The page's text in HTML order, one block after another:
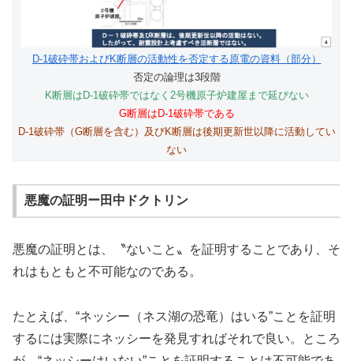
D-1破砕帯およびK断層の活動性を否定する原電の資料（部分）
否定の論理は3段階
K断層はD-1破砕帯ではなく2号機原子炉建屋まで延びない
G断層はD-1破砕帯である
D-1破砕帯（G断層を含む）及びK断層は後期更新世以降に活動してい
ない
悪魔の証明ー田中ドクトリン
悪魔の証明とは、〝ないこと〟を証明することであり、そ
れはもともと不可能なのである。
たとえば、“ネッシー（ネス湖の恐竜）はいる”ことを証明
するには実際にネッシーを発見すればそれで良い。ところ